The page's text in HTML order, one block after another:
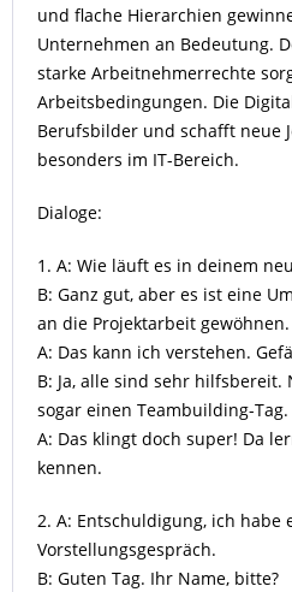
und flache Hierarchien
Unternehmen an Bedeutung.
starke Arbeitnehmerrechte
Arbeitsbedingungen. Die
Berufsbilder und schafft neue
besonders im IT-Bereich.
Dialoge:
1. A: Wie läuft es in deinem
B: Ganz gut, aber es ist eine
an die Projektarbeit gewöhnen.
A: Das kann ich verstehen.
B: Ja, alle sind sehr hilfsbereit.
sogar einen Teambuilding-Tag.
A: Das klingt doch super! Da
kennen.
2. A: Entschuldigung, ich habe
Vorstellungsgespräch.
B: Guten Tag. Ihr Name, bitte?